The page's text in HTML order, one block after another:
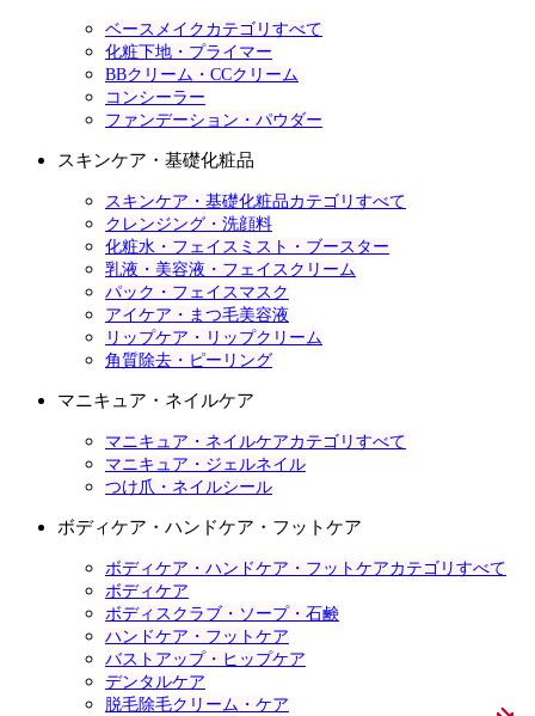
ベースメイクカテゴリすべて
化粧下地・プライマー
BBクリーム・CCクリーム
コンシーラー
ファンデーション・パウダー
スキンケア・基礎化粧品
スキンケア・基礎化粧品カテゴリすべて
クレンジング・洗顔料
化粧水・フェイスミスト・ブースター
乳液・美容液・フェイスクリーム
パック・フェイスマスク
アイケア・まつ毛美容液
リップケア・リップクリーム
角質除去・ピーリング
マニキュア・ネイルケア
マニキュア・ネイルケアカテゴリすべて
マニキュア・ジェルネイル
つけ爪・ネイルシール
ボディケア・ハンドケア・フットケア
ボディケア・ハンドケア・フットケアカテゴリすべて
ボディケア
ボディスクラブ・ソープ・石鹸
ハンドケア・フットケア
バストアップ・ヒップケア
デンタルケア
脱毛除毛クリーム・ケア